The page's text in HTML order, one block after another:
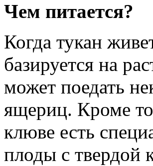
Чем питается?
Когда тукан
базируется на
может поедать
ящериц. Кроме
клюве есть
плоды с твердой